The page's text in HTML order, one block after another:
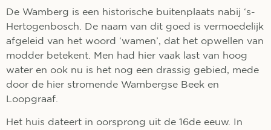
De Wamberg is een historische buitenplaats nabij ‘s-
Hertogenbosch. De naam van dit goed is vermoedelijk
afgeleid van het woord ‘wamen’, dat het opwellen van
modder betekent. Men had hier vaak last van hoog
water en ook nu is het nog een drassig gebied, mede
door de hier stromende Wambergse Beek en
Loopgraaf.
Het huis dateert in oorsprong uit de 16de eeuw. In